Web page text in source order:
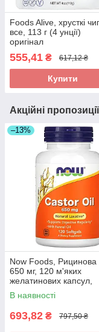
Foods Alive, хрусткі
все, 113 г (4 унції)
оригінал
555,41 ₴ 617,12 ₴
Купити
Акційні
–13%
Now Foods, Рицинова
650 мг, 120 м'яких
желатинових капсул,
оригінал
В наявності
693,82 ₴ 797,50 ₴